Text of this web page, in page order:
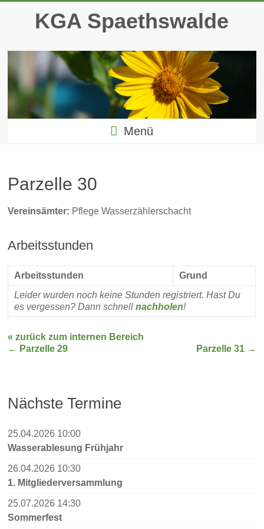
springenKGA Spaethswalde
Menü
Parzelle 30
Vereinsämter: Pflege Wasserzählerschacht
Arbeitsstunden
Arbeitsstunden
Grund
Leider wurden noch keine Stunden registriert. Hast Du
es vergessen? Dann schnellnachholen!
« zurück zum internen Bereich
← Parzelle 29 Parzelle 31 →
Nächste Termine
25.04.2026 10:00
Wasserablesung Frühjahr
26.04.2026 10:30
1. Mitgliederversammlung
25.07.2026 14:30
Sommerfest